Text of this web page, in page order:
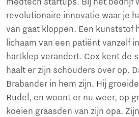
revolutionaire innovatie waar je
van gaat kloppen. Een kunststof
lichaam van een patiënt vanzelf
hartklep verandert. Cox kent de
haalt er zijn schouders over op.
Brabander in hem zijn. Hij
Budel, en woont er nu weer, op
koeien graasden van zijn opa.